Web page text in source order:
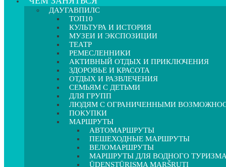
ДАУГАВПИЛС
ТОП10
КУЛЬТУРА И ИСТОРИЯ
МУЗЕИ И ЭКСПОЗИЦИИ
ТЕАТР
РЕМЕСЛЕННИКИ
АКТИВНЫЙ ОТДЫХ И ПРИКЛЮЧЕНИЯ
ЗДОРОВЬЕ И КРАСОТА
ОТДЫХ И РАЗВЛЕЧЕНИЯ
СЕМЬЯМ С ДЕТЬМИ
ДЛЯ ГРУПП
ЛЮДЯМ С ОГРАНИЧЕННЫМИ
ПОКУПКИ
МАРШРУТЫ
АВТОМАРШРУТЫ
ПЕШЕХОДНЫЕ МАРШРУТЫ
ВЕЛОМАРШРУТЫ
МАРШРУТЫ ДЛЯ ВОДНОГО ТУРИЗМА
ŪDENSTŪRISMA MARŠRUTI